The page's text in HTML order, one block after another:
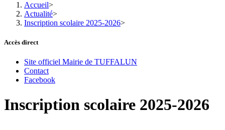
Accueil>
Actualité>
Inscription scolaire 2025-2026>
Accès direct
Site officiel Mairie de TUFFALUN
Contact
Facebook
Inscription scolaire 2025-2026